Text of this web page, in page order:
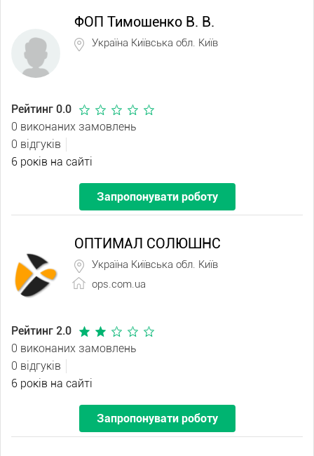
ФОП Тимошенко В. В.
Україна Київська обл. Київ
Рейтинг 0.0
0 виконаних замовлень
0 відгуків
6 років на сайті
Запропонувати роботу
ОПТИМАЛ СОЛЮШНС
Україна Київська обл. Київ
ops.com.ua
Рейтинг 2.0
0 виконаних замовлень
0 відгуків
6 років на сайті
Запропонувати роботу